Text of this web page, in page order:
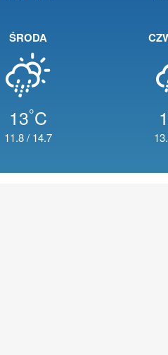
ŚRODA
13°C
11.8/ 14.7